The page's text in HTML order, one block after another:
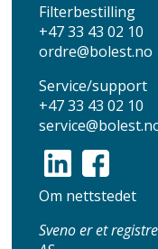
Filterbestilling
+47 33 43 02 10
ordre@bolest.no
Service/support
+47 33 43 02 10
Om nettstedet
Sveno er et